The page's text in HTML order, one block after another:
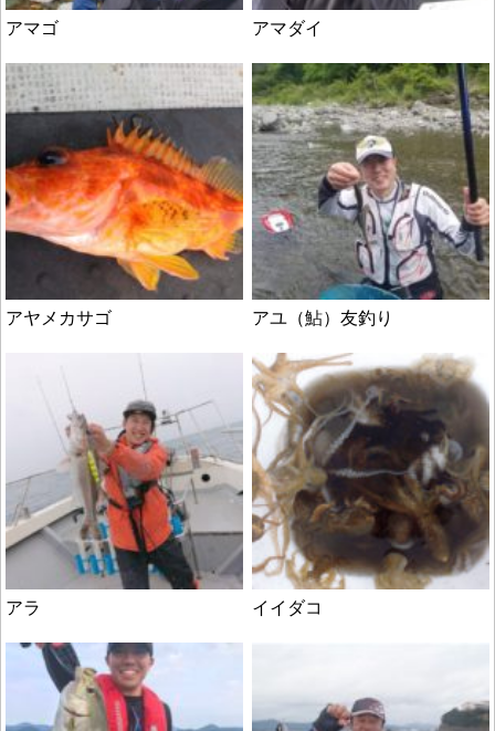
アマゴ アマダイ
アヤメカサゴ アユ（鮎）友釣り
アラ イイダコ